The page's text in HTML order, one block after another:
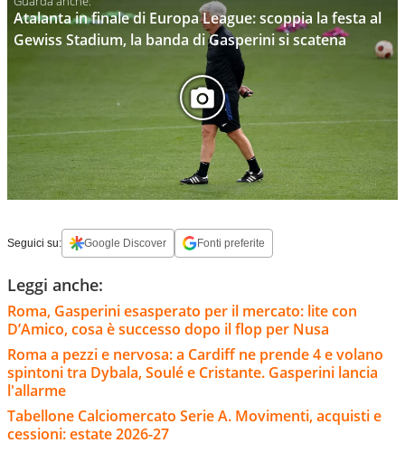
Atalanta in finale di Europa League: scoppia la festa al
Gewiss Stadium, la banda di Gasperini si scatena
Seguici su: Google Discover Fonti preferite
Leggi anche:
Roma, Gasperini esasperato per il mercato: lite con
D’Amico, cosa è successo dopo il flop per Nusa
Roma a pezzi e nervosa: a Cardiff ne prende 4 e volano
spintoni tra Dybala, Soulé e Cristante. Gasperini lancia
l'allarme
Tabellone Calciomercato Serie A. Movimenti, acquisti e
cessioni: estate 2026-27